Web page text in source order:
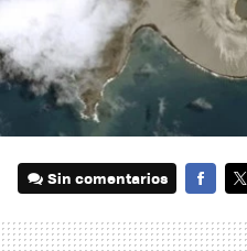
Sin comentarios